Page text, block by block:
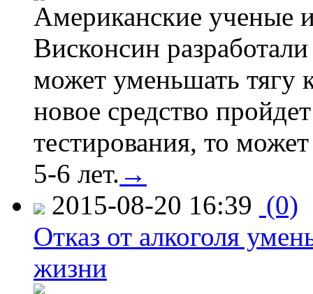
Американские ученые
Висконсин
может уменьшать тягу
новое средство
тестирования, то
5-6 лет. →
2015-08-20 16:39 (0)
Отказ от алкоголя
жизни